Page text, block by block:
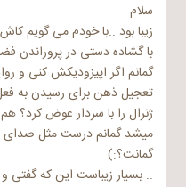
سلام
زیبا بود ..با خودم می گویم
با گشاده دستی در پروراندن
گمانم اگر اپیزودیکش کنی و
تعجیل ذهن برای رسیدن به
ژنرال را با سردار عوض کرد؟
میشد گمانم درست مثل صدای
گمانت؟:)
.. بسیار زیباست این که گفتی و